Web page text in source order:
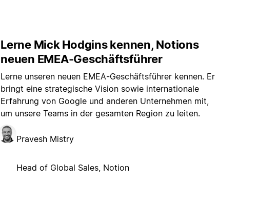
Lerne Mick Hodgins kennen, Notions
neuen EMEA-Geschäftsführer
Lerne unseren neuen EMEA-Geschäftsführer kennen. Er
bringt eine strategische Vision sowie internationale
Erfahrung von Google und anderen Unternehmen mit,
um unsere Teams in der gesamten Region zu leiten.
Pravesh Mistry
Head of Global Sales, Notion